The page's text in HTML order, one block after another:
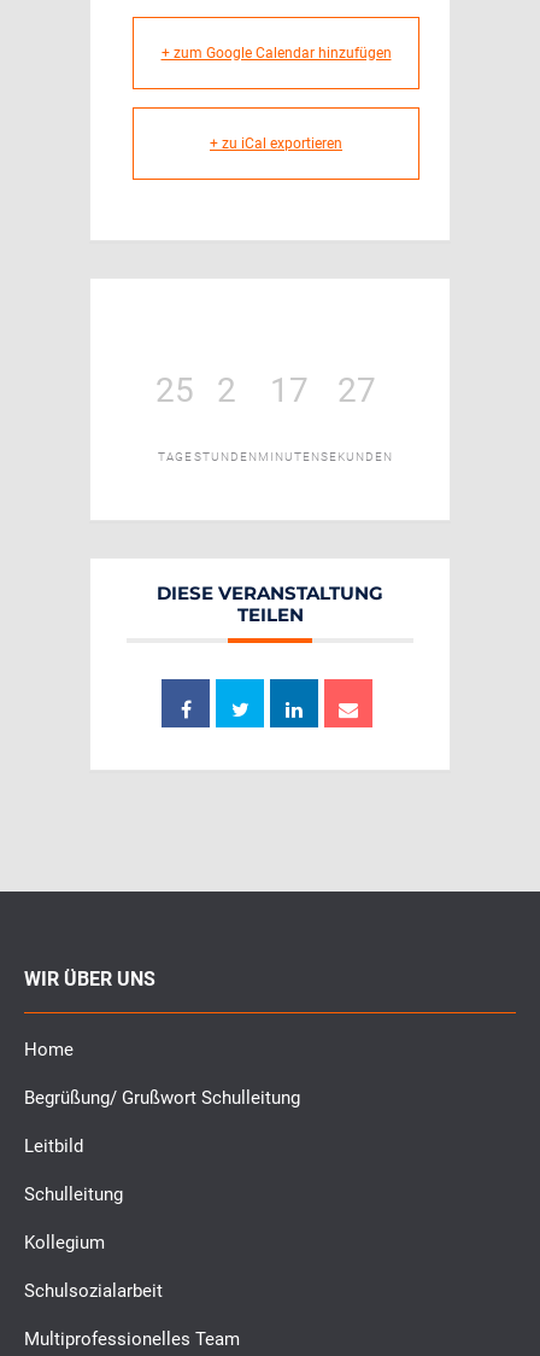
+ zum Google Calendar hinzufügen
+ zu iCal exportieren
25
TAGE
2
STUNDEN
17
MINUTEN
26
SEKUNDEN
DIESE VERANSTALTUNG
TEILEN
WIR ÜBER UNS
Home
Begrüßung/ Grußwort Schulleitung
Leitbild
Schulleitung
Kollegium
Schulsozialarbeit
Multiprofessionelles Team